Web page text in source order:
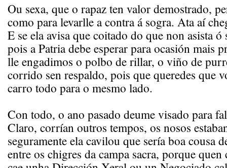
Ou sexa, que o rapaz ten valor demostrado,
como para levarlle a contra á sogra. Ata aí
E se ela avisa que coitado do que non asista ó
pois a Patria debe esperar para ocasión mais
lle engadimos o polbo de rillar, o viño de
corrido sen respaldo, pois que queredes que
carro todo para o mesmo lado.
Con todo, o ano pasado deume visado para
Claro, corrían outros tempos, os nosos
seguramente ela cavilou que sería boa cousa
entre os chigres da campa sacra, porque